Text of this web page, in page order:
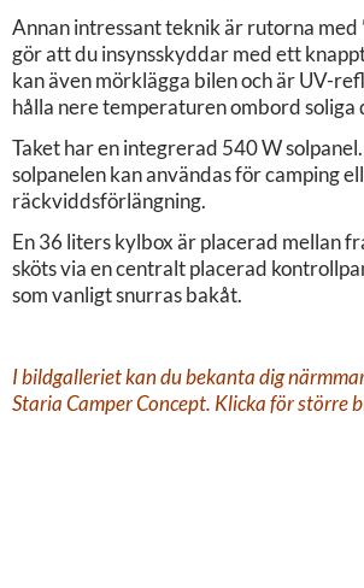
Annan intressant teknik är rutorna med
gör att du insynsskyddar med ett
kan även mörklägga bilen och är UV-
hålla nere temperaturen ombord soliga
Taket har en integrerad 540 W
solpanelen kan användas för camping
räckviddsförlängning.
En 36 liters kylbox är placerad mellan
sköts via en centralt placerad
som vanligt snurras bakåt.
I bildgalleriet kan du bekanta dig
Staria Camper Concept. Klicka för större